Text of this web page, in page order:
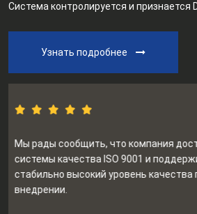
Система контролируется и признается
Узнать подробнее
Мы рады сообщить, что компания
системы качества ISO 9001 и
стабильно высокий уровень
внедрении.